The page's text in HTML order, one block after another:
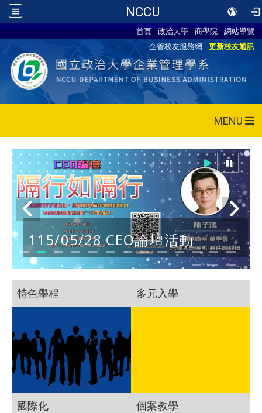
NCCU
首頁 政治大學 商學院
網站導覽
企管校友服務網
更新校友通訊
MENU
115/05/28 CEO論壇活動
特色學程 多元入學
國際化 個案教學